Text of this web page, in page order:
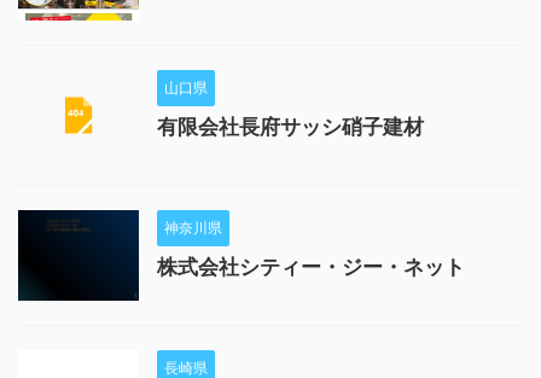
山口県
有限会社長府サッシ硝子建材
神奈川県
株式会社シティー・ジー・ネット
長崎県